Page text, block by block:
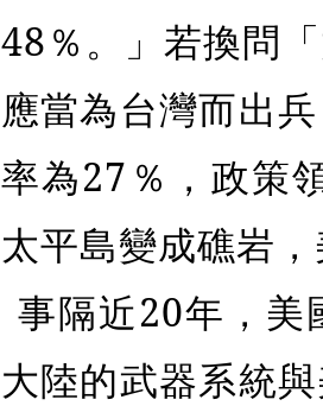
48％。」若換問
應當為台灣而出
率為27％，政策
太平島變成礁岩
事隔近20年，美
大陸的武器系統